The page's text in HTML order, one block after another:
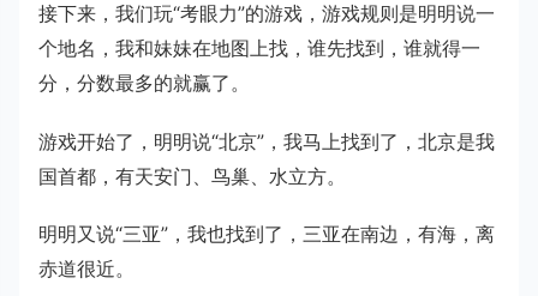
接下来，我们玩“考眼力”的游戏，游戏规则是明明说一
个地名，我和妹妹在地图上找，谁先找到，谁就得一
分，分数最多的就赢了。
游戏开始了，明明说“北京”，我马上找到了，北京是我
国首都，有天安门、鸟巢、水立方。
明明又说“三亚”，我也找到了，三亚在南边，有海，离
赤道很近。